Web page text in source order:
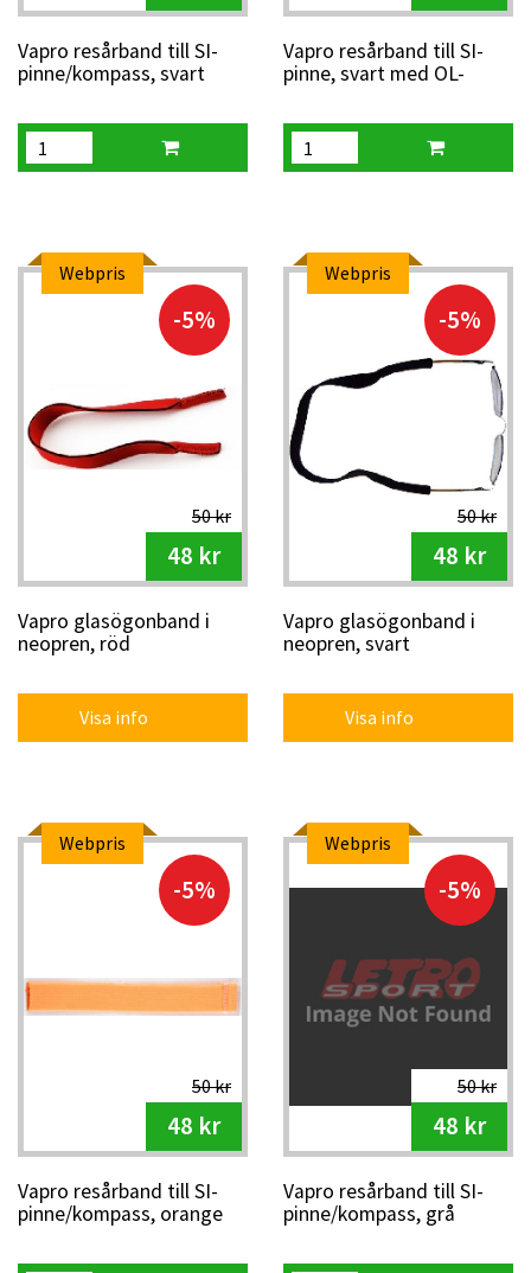
Vapro resårband till SI-
pinne/kompass, svart
Vapro resårband till SI-
pinne, svart med OL-
Webpris
-5%
50 kr
48 kr
Vapro glasögonband i
neopren, röd
Visa info
Webpris
-5%
50 kr
48 kr
Vapro glasögonband i
neopren, svart
Visa info
Webpris
-5%
50 kr
48 kr
Vapro resårband till SI-
pinne/kompass, orange
Webpris
-5%
50 kr
48 kr
Vapro resårband till SI-
pinne/kompass, grå